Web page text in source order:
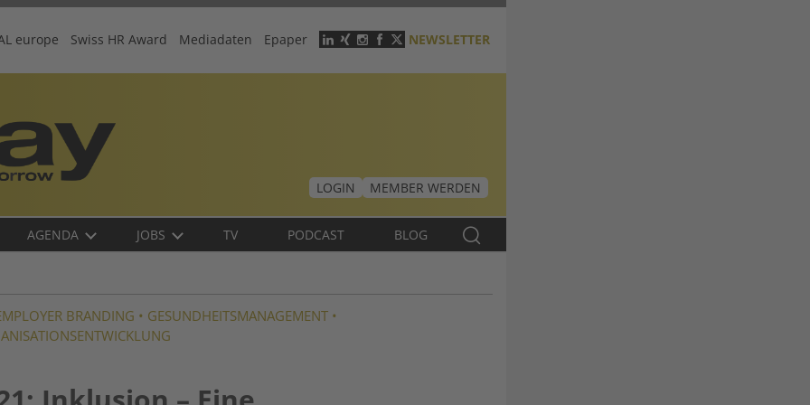
Header
menu
europe Swiss HR Award Mediadaten Epaper NEWSLETTER
LOGIN
MEMBER WERDEN
AGENDA JOBS TV PODCAST BLOG
BRANDING • GESUNDHEITSMANAGEMENT •